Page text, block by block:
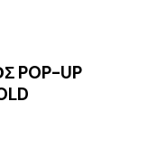
POP-UP